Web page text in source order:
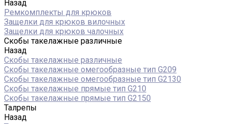
Назад
Ремкомплекты для крюков
Защелки для крюков вилочных
Защелки для крюков чалочных
Скобы такелажные различные
Назад
Скобы такелажные различные
Скобы такелажные омегообразные тип G209
Скобы такелажные омегообразные тип G2130
Скобы такелажные прямые тип G210
Скобы такелажные прямые тип G2150
Талрепы
Назад